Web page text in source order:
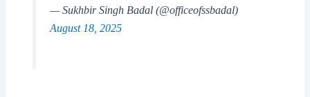
— Sukhbir Singh Badal (@officeofssbadal)
August 18, 2025